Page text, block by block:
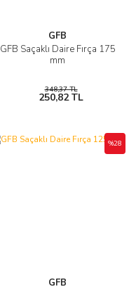
GFB
GFB Saçaklı Daire Fırça 175
mm
348,37 TL
250,82 TL
GFB
%28